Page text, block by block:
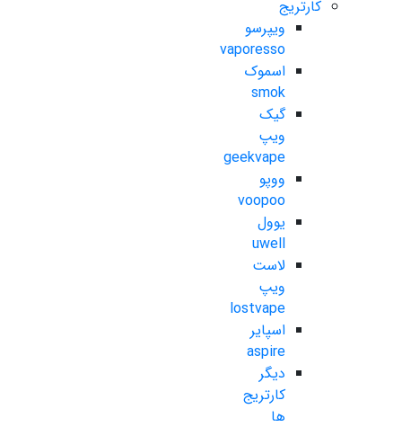
کارتریج
ویپرسو
vaporesso
اسموک
smok
گیک
ویپ
geekvape
ووپو
voopoo
یوول
uwell
لاست
ویپ
lostvape
اسپایر
aspire
دیگر
کارتریج
ها